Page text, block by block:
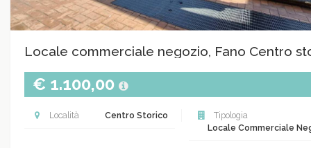
Locale commerciale negozio, Fano Centro
€ 1.100,00
Località Centro Storico
Tipologia
Locale Commerciale